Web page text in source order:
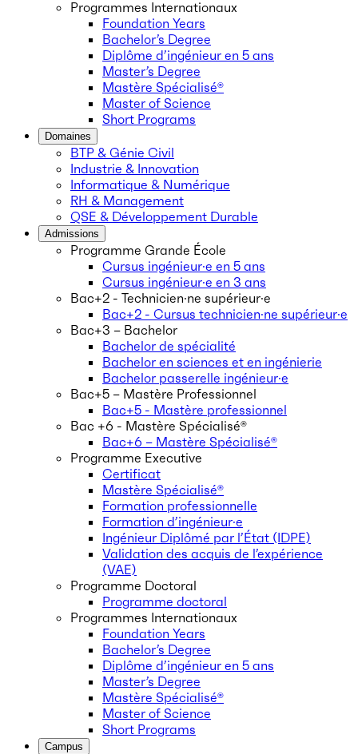
Programmes Internationaux
Foundation Years
Bachelor’s Degree
Diplôme d’ingénieur en 5 ans
Master’s Degree
Mastère Spécialisé®
Master of Science
Short Programs
Domaines
BTP & Génie Civil
Industrie & Innovation
Informatique & Numérique
RH & Management
QSE & Développement Durable
Admissions
Programme Grande École
Cursus ingénieur·e en 5 ans
Cursus ingénieur·e en 3 ans
Bac+2 - Technicien·ne supérieur·e
Bac+2 - Cursus technicien·ne supérieur·e
Bac+3 – Bachelor
Bachelor de spécialité
Bachelor en sciences et en ingénierie
Bachelor passerelle ingénieur·e
Bac+5 – Mastère Professionnel
Bac+5 - Mastère professionnel
Bac +6 - Mastère Spécialisé®
Bac+6 – Mastère Spécialisé®
Programme Executive
Certificat
Mastère Spécialisé®
Formation professionnelle
Formation d’ingénieur·e
Ingénieur Diplômé par l’État (IDPE)
Validation des acquis de l’expérience
(VAE)
Programme Doctoral
Programme doctoral
Programmes Internationaux
Foundation Years
Bachelor’s Degree
Diplôme d’ingénieur en 5 ans
Master’s Degree
Mastère Spécialisé®
Master of Science
Short Programs
Campus